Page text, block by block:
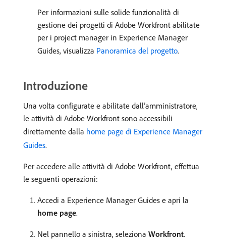
Per informazioni sulle solide funzionalità di
gestione dei progetti di Adobe Workfront abilitate
per i project manager in Experience Manager
Guides, visualizza Panoramica del progetto.
Introduzione
Una volta configurate e abilitate dall’amministratore,
le attività di Adobe Workfront sono accessibili
direttamente dalla home page di Experience Manager
Guides.
Per accedere alle attività di Adobe Workfront, effettua
le seguenti operazioni:
Accedi a Experience Manager Guides e apri la
home page.
Nel pannello a sinistra, seleziona Workfront.